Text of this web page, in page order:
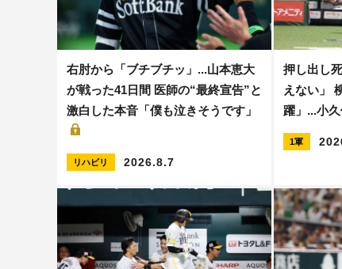
右肘から「ブチブチッ」...山本恵大
が戦った41日間 医師の“最終宣告”と
激白した本音「僕も泣きそうです」
リハビリ 2026.8.7
押し出し
えない」
躍」...小
1軍